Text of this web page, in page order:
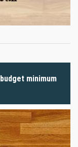
minimum